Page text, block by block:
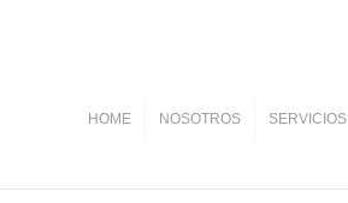
HOME NOSOTROS SERVICIOS